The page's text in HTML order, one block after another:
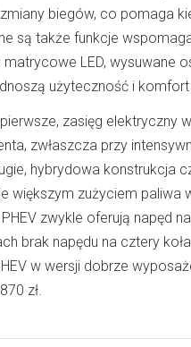
biegów, co pomaga
są także funkcje
LED, wysuwane
użyteczność i
zasięg
zwłaszcza przy
hybrydowa konstrukcja
większym zużyciem
zwykle oferują napęd
brak napędu na cztery
w wersji dobrze
zł.